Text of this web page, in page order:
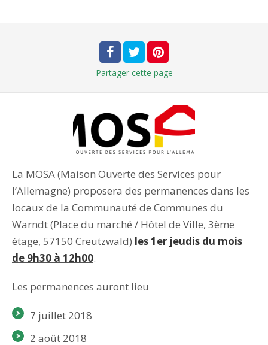
Partager cette page
La MOSA (Maison Ouverte des Services pour
l’Allemagne) proposera des permanences dans les
locaux de la Communauté de Communes du
Warndt (Place du marché / Hôtel de Ville, 3ème
étage, 57150 Creutzwald) les 1er jeudis du mois
de 9h30 à 12h00.
Les permanences auront lieu
7 juillet 2018
2 août 2018